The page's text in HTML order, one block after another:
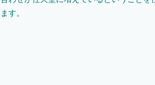
す。